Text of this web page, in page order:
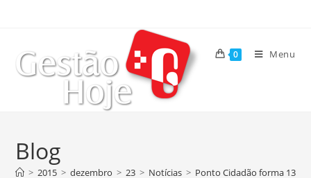
0 Menu
Blog
> 2015 > dezembro > 23 > Notícias > Ponto Cidadão forma 133